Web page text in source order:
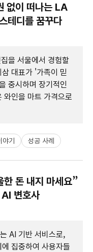
없이 떠나는 LA
테디를 꿈꾸다
을 서울에서 경험할
대표가 '가족이 믿
중시하며 장기적인
와인을 마트 가격으로
야기 성공 사례
한 돈 내지 마세요”
변호사
AI 기반 서비스로,
집중하여 사용자들